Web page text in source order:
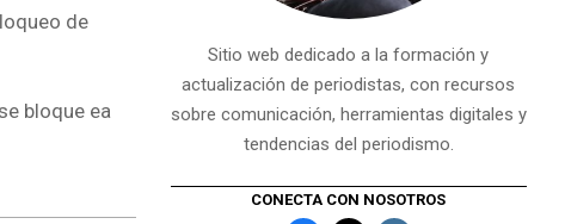
de
bloque ea
Sitio web dedicado a la formación y
actualización de periodistas, con recursos
sobre comunicación, herramientas digitales y
tendencias del periodismo.
CONECTA CON NOSOTROS